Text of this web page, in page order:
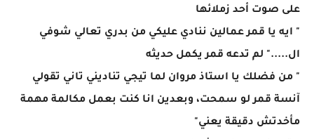
على صوت أحد زملائها
" ايه يا قمر عمالين ننادي عليكي من بدري تعالي شوفي
ال....." لم تدعه قمر يكمل حديثه
" من فضلك يا استاذ مروان لما تيجي تناديني تاني تقولي
آنسة قمر لو سمحت، وبعدين انا كنت بعمل مكالمة مهمة
مأخدتش دقيقة يعني"